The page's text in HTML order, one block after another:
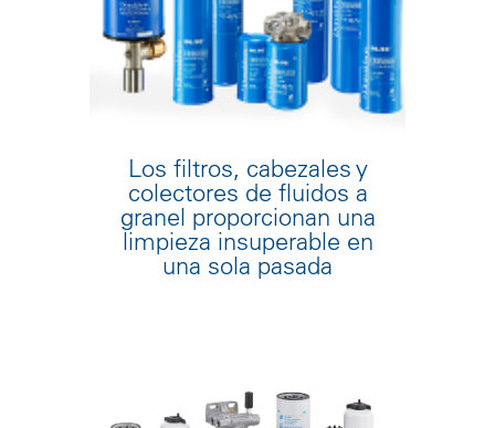
Los filtros, cabezales y
colectores de fluidos a
granel proporcionan una
limpieza insuperable en
una sola pasada